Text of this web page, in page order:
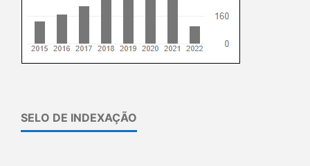
SELO DE INDEXAÇÃO